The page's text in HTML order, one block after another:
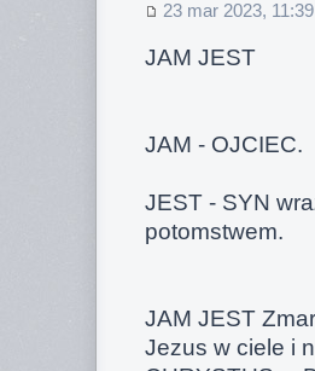
23 mar 2023, 11:39
JAM JEST
JAM - OJCIEC.
JEST - SYN
potomstwem.
JAM JEST
Jezus w ciele i